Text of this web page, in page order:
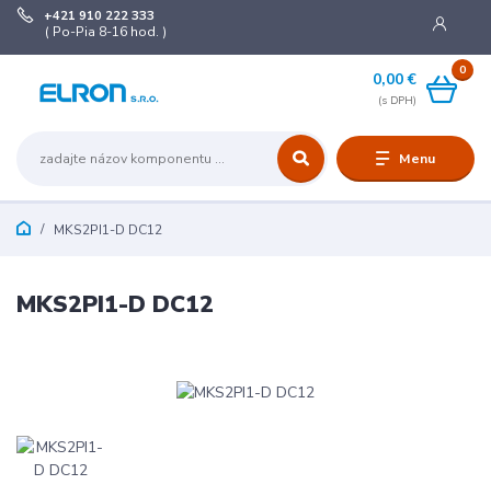
Menu
+421 910 222 333
( Po-Pia 8-16 hod. )
0
0,00 €
MKS2PI1-D DC12
MKS2PI1-D DC12